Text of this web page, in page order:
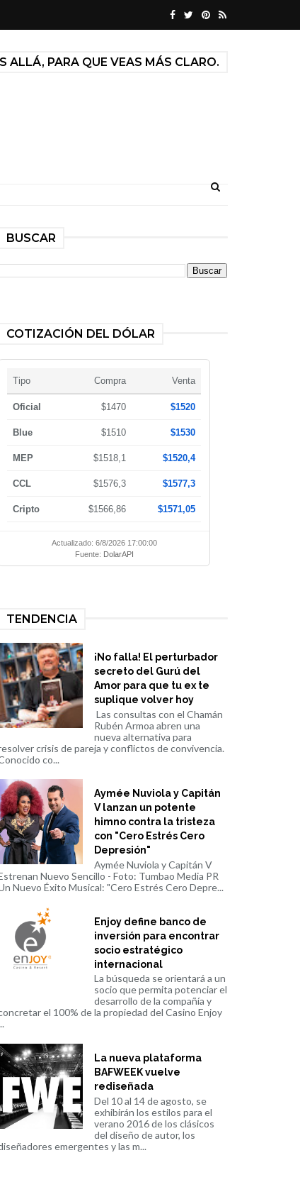
ALLÁ, PARA QUE VEAS MÁS CLARO.
BUSCAR
COTIZACIÓN DEL DÓLAR
Tipo Compra Venta
Oficial $1470 $1520
Blue $1510 $1530
MEP $1518,1 $1520,4
CCL $1576,3 $1577,3
Cripto $1566,86 $1571,05
Actualizado: 6/8/2026 17:00:00
Fuente: DolarAPI
TENDENCIA
¡No falla! El perturbador
secreto del Gurú del
Amor para que tu ex te
suplique volver hoy
Las consultas con el Chamán
Rubén Armoa abren una
nueva alternativa para
crisis de pareja y conflictos de convivencia.
co...
Aymée Nuviola y Capitán
V lanzan un potente
himno contra la tristeza
con "Cero Estrés Cero
Depresión"
Aymée Nuviola y Capitán V
Nuevo Sencillo - Foto: Tumbao Media PR
Nuevo Éxito Musical: "Cero Estrés Cero Depre...
Enjoy define banco de
inversión para encontrar
socio estratégico
internacional
La búsqueda se orientará a un
socio que permita potenciar el
desarrollo de la compañía y
el 100% de la propiedad del Casino Enjoy
La nueva plataforma
BAFWEEK vuelve
rediseñada
Del 10 al 14 de agosto, se
exhibirán los estilos para el
verano 2016 de los clásicos
del diseño de autor, los
emergentes y las m...